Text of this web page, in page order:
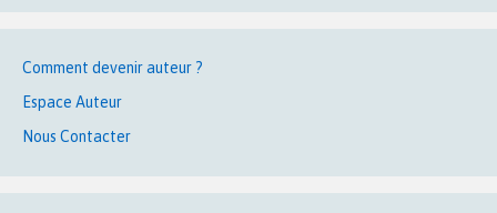
Comment devenir auteur ?
Espace Auteur
Nous Contacter